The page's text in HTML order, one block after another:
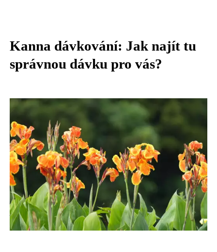
Kanna dávkování: Jak najít tu
správnou dávku pro vás?